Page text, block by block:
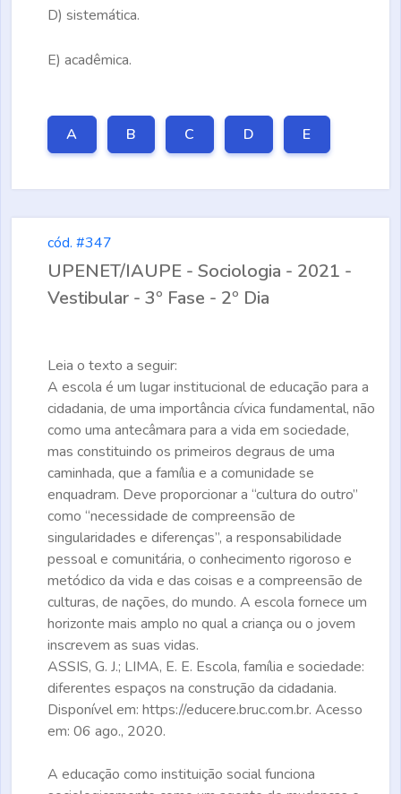
D) sistemática.
E) acadêmica.
A B C D E
cód. #347
UPENET/IAUPE - Sociologia - 2021 -
Vestibular - 3º Fase - 2º Dia
Leia o texto a seguir:
A escola é um lugar institucional de educação para a
cidadania, de uma importância cívica fundamental, não
como uma antecâmara para a vida em sociedade,
mas constituindo os primeiros degraus de uma
caminhada, que a família e a comunidade se
enquadram. Deve proporcionar a “cultura do outro”
como “necessidade de compreensão de
singularidades e diferenças”, a responsabilidade
pessoal e comunitária, o conhecimento rigoroso e
metódico da vida e das coisas e a compreensão de
culturas, de nações, do mundo. A escola fornece um
horizonte mais amplo no qual a criança ou o jovem
inscrevem as suas vidas.
ASSIS, G. J.; LIMA, E. E. Escola, família e sociedade:
diferentes espaços na construção da cidadania.
Disponível em: https://educere.bruc.com.br. Acesso
em: 06 ago., 2020.
A educação como instituição social funciona